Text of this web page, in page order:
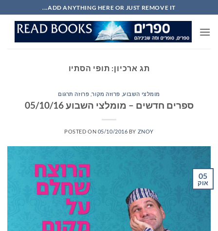
to
content
ADD ANYTHING HERE OR JUST REMOVE IT...
תג ארכיון: תופי הסתיו
מומלצי השבוע, פרוזה מקור, פרוזה תרגום
ספרים חדשים – מומלצי השבוע 05/10/16
POSTED ON 05/10/2016 BY ZNOY
05
אוק